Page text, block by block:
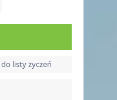
listy życzeń